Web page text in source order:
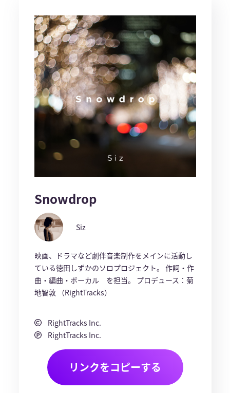
Snowdrop
Siz
映画、ドラマなど劇伴音楽制作をメインに活動し
ている徳田しずかのソロプロジェクト。 作詞・作
曲・編曲・ボーカル を担当。 プロデュース：菊
地智敦 （RightTracks）
RightTracks Inc.
RightTracks Inc.
リンクをコピーする